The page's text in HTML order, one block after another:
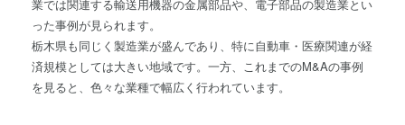
業では関連する輸送用機器の金属部品や、電子部品の製造業とい
った事例が見られます。
栃木県も同じく製造業が盛んであり、特に自動車・医療関連が経
済規模としては大きい地域です。一方、これまでのM&Aの事例
を見ると、色々な業種で幅広く行われています。